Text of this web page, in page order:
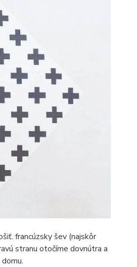
francúzsky šev (najskôr
stranu otočíme dovnútra a